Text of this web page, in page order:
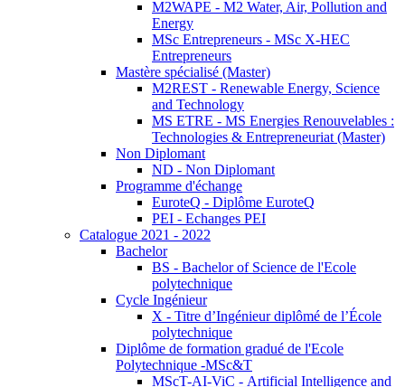
M2WAPE - M2 Water, Air, Pollution and
Energy
MSc Entrepreneurs - MSc X-HEC
Entrepreneurs
Mastère spécialisé (Master)
M2REST - Renewable Energy, Science
and Technology
MS ETRE - MS Energies Renouvelables :
Technologies & Entrepreneuriat (Master)
Non Diplomant
ND - Non Diplomant
Programme d'échange
EuroteQ - Diplôme EuroteQ
PEI - Echanges PEI
Catalogue 2021 - 2022
Bachelor
BS - Bachelor of Science de l'Ecole
polytechnique
Cycle Ingénieur
X - Titre d’Ingénieur diplômé de l’École
polytechnique
Diplôme de formation gradué de l'Ecole
Polytechnique -MSc&T
MScT-AI-ViC - Artificial Intelligence and